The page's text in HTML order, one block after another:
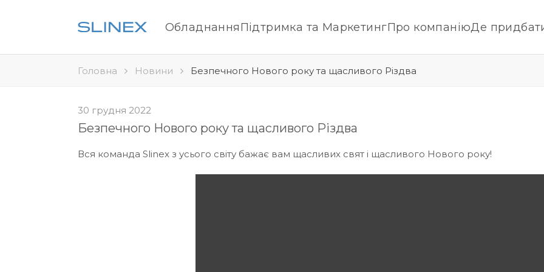
ОбладнанняПідтримка та МаркетингПро компаніюДе
Головна Новини Безпечного Нового року та щасливого Різдва
30 грудня 2022
Безпечного Нового року та щасливого Різдва
Вся команда Slinex з усього світу бажає вам щасливих свят і щасливого Нового року!